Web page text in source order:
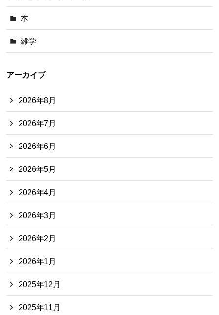
本
雑学
アーカイブ
2026年8月
2026年7月
2026年6月
2026年5月
2026年4月
2026年3月
2026年2月
2026年1月
2025年12月
2025年11月